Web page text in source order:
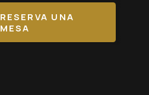
RESERVA UNA
MESA